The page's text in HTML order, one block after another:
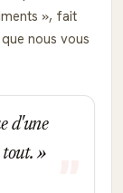
, fait
nous vous
d'une
tout.